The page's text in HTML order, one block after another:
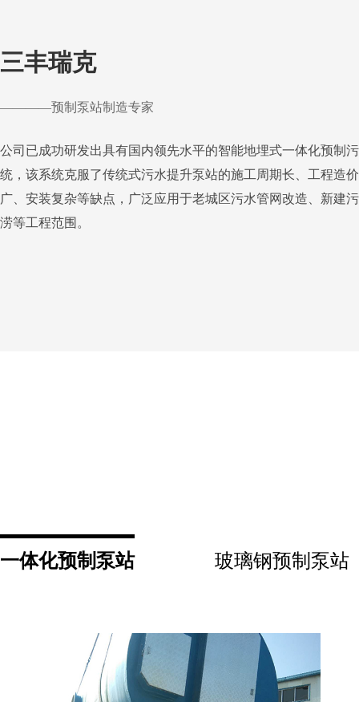
三丰瑞克
————预制泵站制造专家
公司已成功研发出具有国内领先水平的智能地埋式一体化预制
统，该系统克服了传统式污水提升泵站的施工周期长、工程造
广、安装复杂等缺点，广泛应用于老城区污水管网改造、新建
涝等工程范围。
一体化预制泵站 玻璃钢预制泵站